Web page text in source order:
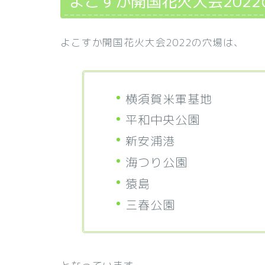
よこすか開国花火大会2022の穴場は、
横須賀米軍基地
平和中央公園
新安浦港
海つり公園
猿島
三春公園